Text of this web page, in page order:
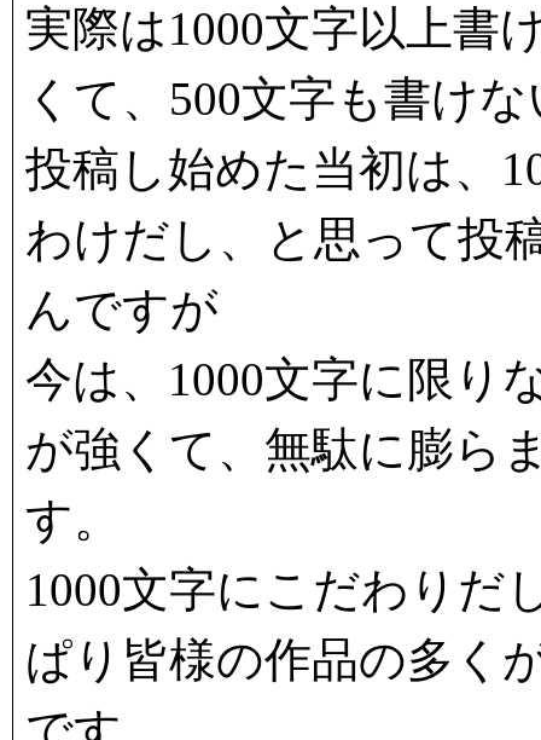
実際は1000文字以上書
くて、500文字も書け
投稿し始めた当初は、
わけだし、と思って投
んですが
今は、1000文字に限り
が強くて、無駄に膨ら
す。
1000文字にこだわりだ
ぱり皆様の作品の多く